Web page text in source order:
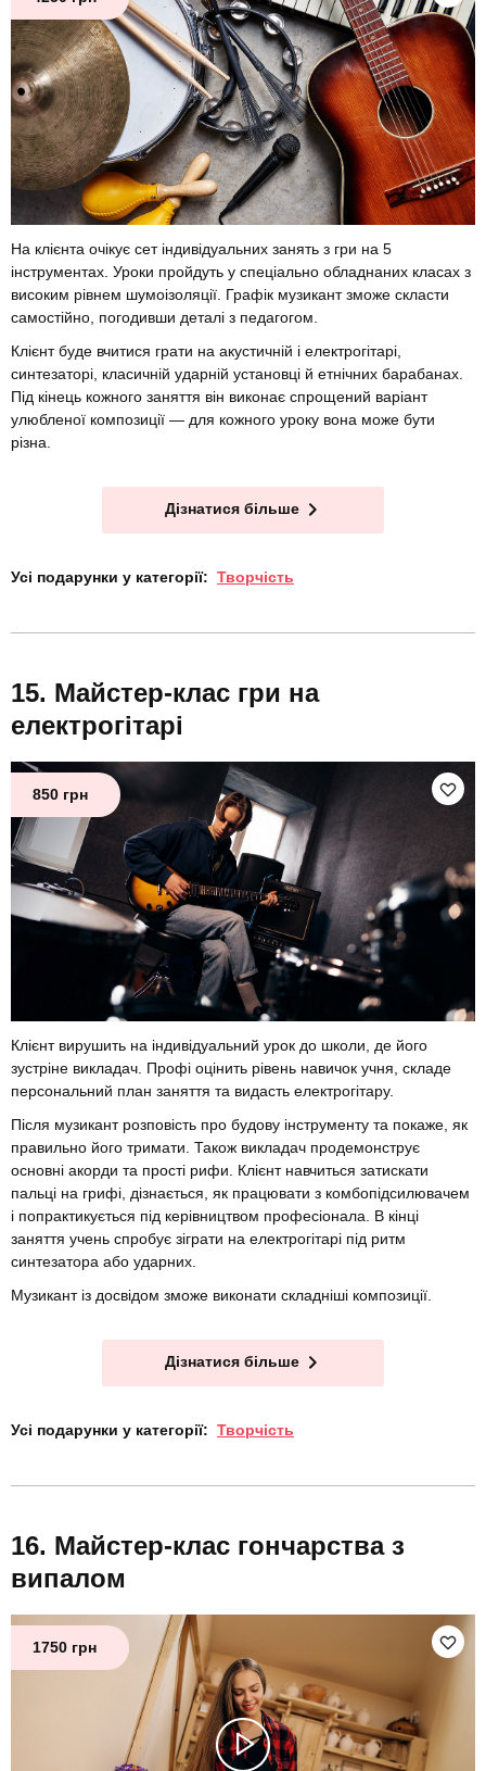
На клієнта очікує сет індивідуальних занять з гри на 5
інструментах. Уроки пройдуть у спеціально обладнаних класах з
високим рівнем шумоізоляції. Графік музикант зможе скласти
самостійно, погодивши деталі з педагогом.
Клієнт буде вчитися грати на акустичній і електрогітарі,
синтезаторі, класичній ударній установці й етнічних барабанах.
Під кінець кожного заняття він виконає спрощений варіант
улюбленої композиції — для кожного уроку вона може бути
різна.
Дізнатися більше
Усі подарунки у категорії: Творчість
Майстер-клас гри на
електрогітарі
850 грн
Клієнт вирушить на індивідуальний урок до школи, де його
зустріне викладач. Профі оцінить рівень навичок учня, складе
персональний план заняття та видасть електрогітару.
Після музикант розповість про будову інструменту та покаже, як
правильно його тримати. Також викладач продемонструє
основні акорди та прості рифи. Клієнт навчиться затискати
пальці на грифі, дізнається, як працювати з комбопідсилювачем
і попрактикується під керівництвом професіонала. В кінці
заняття учень спробує зіграти на електрогітарі під ритм
синтезатора або ударних.
Музикант із досвідом зможе виконати складніші композиції.
Дізнатися більше
Усі подарунки у категорії: Творчість
Майстер-клас гончарства з
випалом
1750 грн